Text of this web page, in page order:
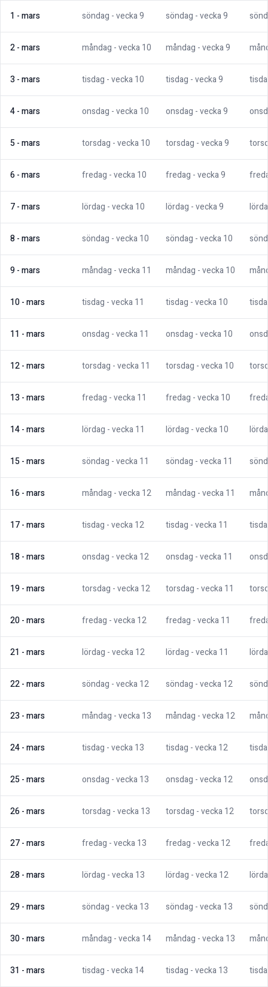
1 -mars söndag - vecka9 söndag - vecka9
2-mars måndag - vecka10 måndag - vecka9
3 -mars tisdag - vecka10 tisdag - vecka9
4-mars onsdag - vecka10 onsdag - vecka9
5-mars torsdag - vecka10 torsdag - vecka9
6-mars fredag - vecka10 fredag - vecka9
7-mars lördag - vecka10 lördag - vecka9
8-mars söndag - vecka10 söndag - vecka10
9-mars måndag - vecka11 måndag - vecka10
10-mars tisdag - vecka11 tisdag - vecka10
11 -mars onsdag - vecka11 onsdag - vecka10
12-mars torsdag - vecka11 torsdag - vecka10
13 -mars fredag - vecka11 fredag - vecka10
14-mars lördag - vecka11 lördag - vecka10
15-mars söndag - vecka11 söndag - vecka11
16-mars måndag - vecka12 måndag - vecka11
17-mars tisdag - vecka12 tisdag - vecka11
18-mars onsdag - vecka12 onsdag - vecka11
19-mars torsdag - vecka12 torsdag - vecka11
20-mars fredag - vecka12 fredag - vecka11
21 -mars lördag - vecka12 lördag - vecka11
22-mars söndag - vecka12 söndag - vecka12
23 -mars måndag - vecka13 måndag - vecka12
24-mars tisdag - vecka13 tisdag - vecka12
25-mars onsdag - vecka13 onsdag - vecka12
26-mars torsdag - vecka13 torsdag - vecka12
27-mars fredag - vecka13 fredag - vecka12
28-mars lördag - vecka13 lördag - vecka12
29-mars söndag - vecka13 söndag - vecka13
30-mars måndag - vecka14 måndag - vecka13
31 -mars tisdag - vecka14 tisdag - vecka13